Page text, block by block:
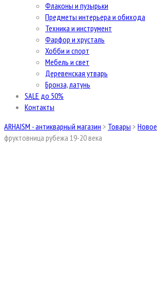
Флаконы и пузырьки
Предметы интерьера и обихода
Техника и инструмент
Фарфор и хрусталь
Хобби и спорт
Мебель и свет
Деревенская утварь
Бронза, латунь
SALE до 50%
Контакты
ARHAISM - антикварный магазин > Товары > Новое
фруктовница рубежа 19-20 века